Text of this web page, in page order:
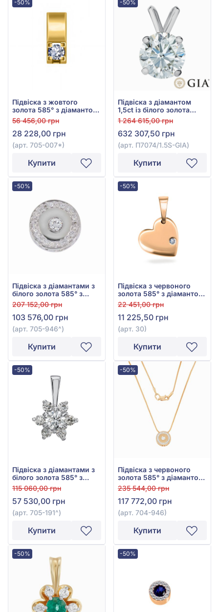
-50%
Підвіска з жовтого
золота 585° з діамантом
0,09ct, арт. 705-007*
56 456,00 грн
28 228,00 грн
(арт. 705-007*)
Купити
-50%
Підвіска з діамантом
1,5ct із білого золота
585°, арт. П7074/1.5S-GIA
1 264 615,00 грн
632 307,50 грн
(арт. П7074/1.5S-GIA)
Купити
-50%
Підвіска з діамантами з
білого золота 585° з
діамантом 0,16ct, арт.
705-946
207 152,00 грн
103 576,00 грн
(арт. 705-946^)
Купити
-50%
Підвіска з червоного
золота 585° з діамантом
0,003ct, арт. 30
22 451,00 грн
11 225,50 грн
(арт. 30)
Купити
-50%
Підвіска з діамантами з
білого золота 585° з
діамантом 0,29ct, арт.
705-191
115 060,00 грн
57 530,00 грн
(арт. 705-191^)
Купити
-50%
Підвіска з червоного
золота 585° з діамантом
0,2ct, арт. 704-946
235 544,00 грн
117 772,00 грн
(арт. 704-946)
Купити
-50% -50%